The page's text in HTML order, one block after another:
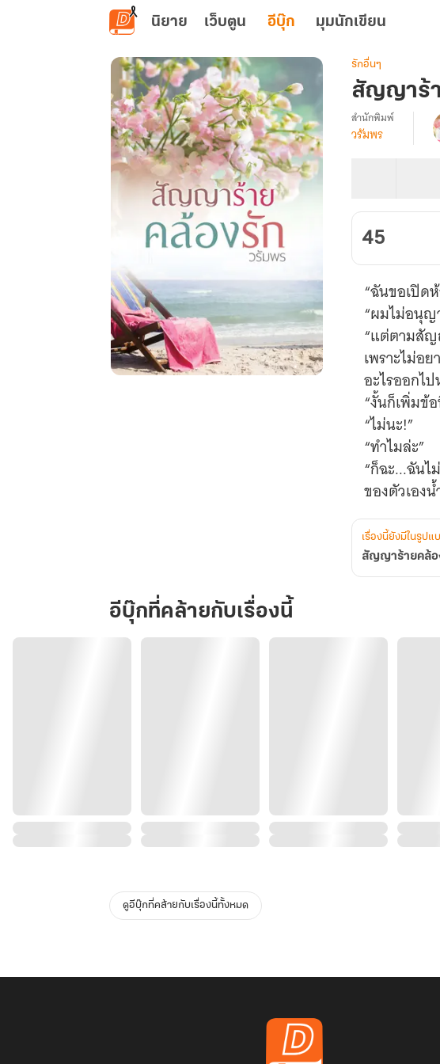
ข้ามไปยังเนื้อหาหลัก
นิยาย เว็บตูน อีบุ๊ก มุมนักเขียน
รักอื่นๆ
สัญญาร้
เรื่อง
e-
book
สำนักพิมพ์
วรัมพร
45
“ฉันขอเปิด
“ผมไม่อนุญ
“แต่ตามสัญ
เพราะไม่อ
อะไรออกไ
“งั้นก็เพิ่มข้
“ไม่นะ!”
“ทำไมล่ะ”
“ก็ฉะ...ฉัน
ของตัวเอง
“เหตุผล?”
“ก็ไม่อยากไ
นราวิชญ์ยิ้ม
“ขำอะไรข
“แต่ไม่ใช่ฉั
เรื่องนี้ยังมีในรูปแ
สัญญาร้ายคล้อ
อีบุ๊กที่คล้ายกับเรื่องนี้
ดูอีบุ๊กที่คล้ายกับเรื่องนี้ทั้งหมด